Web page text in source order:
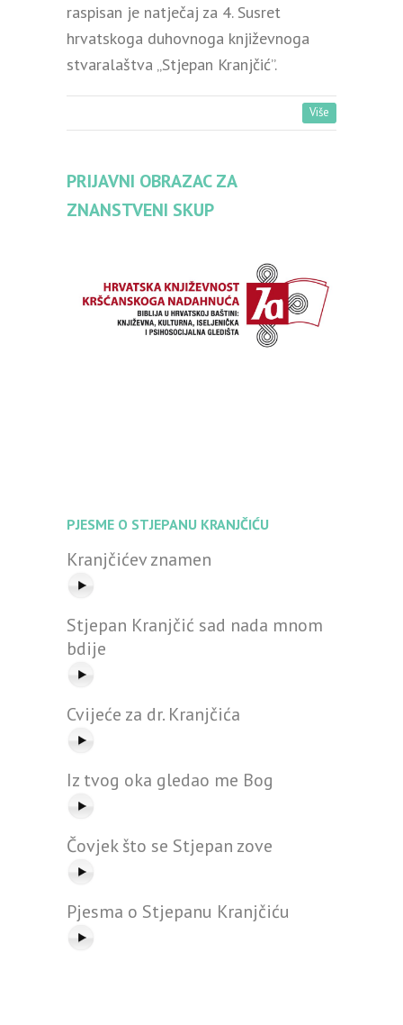
raspisan je natječaj za 4. Susret
hrvatskoga duhovnoga književnoga
stvaralaštva „Stjepan Kranjčić”.
Više
PRIJAVNI OBRAZAC ZA
ZNANSTVENI SKUP
PJESME O STJEPANU KRANJČIĆU
Kranjčićev znamen
Stjepan Kranjčić sad nada mnom
bdije
Cvijeće za dr. Kranjčića
Iz tvog oka gledao me Bog
Čovjek što se Stjepan zove
Pjesma o Stjepanu Kranjčiću